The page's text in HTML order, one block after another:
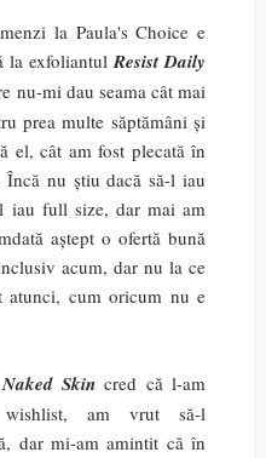
la Paula's Choice e
la exfoliantulResist Daily
nu-mi dau seama cât mai
prea multe săptămâni și
el, cât am fost plecată în
nu știu dacă să-l iau
iau full size, dar mai am
aștept o ofertă bună
acum, dar nu la ce
atunci, cum oricum nu e
Skin cred că l-am
wishlist, am vrut să-l
dar mi-am amintit că în